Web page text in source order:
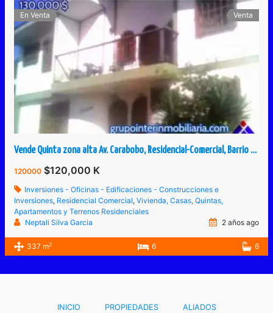
En Venta Venta
Vende Quinta zona alta Av. Carabobo, Residencial-Comercial, Barrio Obrero, San Cristóbal, Táchira, Venezuela.
120000 $120,000 K
Inversiones - Oficinas - Edificaciones - Construcciones e
Inversiones, Residencial Comercial,Vivienda, Casas, Quintas,
Apartamentos y Terrenos Residenciales
Neptali Silva Garcia
2 años ago
337 m2 6 6
INICIO PROPIEDADES ALIADOS